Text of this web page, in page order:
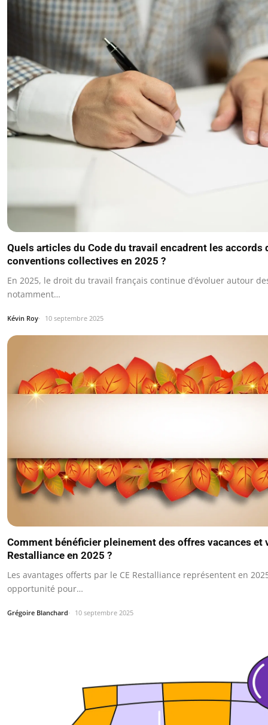
Quels articles du Code du travail encadrent les accords
conventions collectives en 2025 ?
En 2025, le droit du travail français continue d’évoluer autour
notamment…
Kévin Roy 10 septembre 2025
Comment bénéficier pleinement des offres vacances et
Restalliance en 2025 ?
Les avantages offerts par le CE Restalliance représentent en
opportunité pour…
Grégoire Blanchard 10 septembre 2025